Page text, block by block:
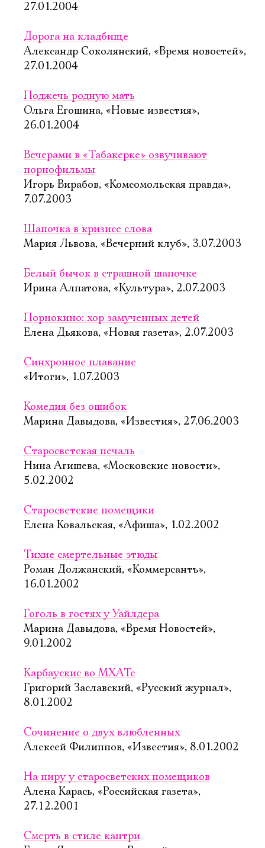
27.01.2004
Дорога на кладбище
Александр Соколянский, «Время новостей»,
27.01.2004
Поджечь родную мать
Ольга Егошина, «Новые известия»,
26.01.2004
Вечерами в «Табакерке» озвучивают
порнофильмы
Игорь Вирабов, «Комсомольская правда»,
7.07.2003
Шапочка в кризисе слова
Мария Львова, «Вечерний клуб», 3.07.2003
Белый бычок в страшной шапочке
Ирина Алпатова, «Культура», 2.07.2003
Порнокино: хор замученных детей
Елена Дьякова, «Новая газета», 2.07.2003
Синхронное плавание
«Итоги», 1.07.2003
Комедия без ошибок
Марина Давыдова, «Известия», 27.06.2003
Старосветская печаль
Нина Агишева, «Московские новости»,
5.02.2002
Старосветские помещики
Елена Ковальская, «Афиша», 1.02.2002
Тихие смертельные этюды
Роман Должанский, «Коммерсантъ»,
16.01.2002
Гоголь в гостях у Уайлдера
Марина Давыдова, «Время Новостей»,
9.01.2002
Карбаускис во МХАТе
Григорий Заславский, «Русский журнал»,
8.01.2002
Сочинение о двух влюбленных
Алексей Филиппов, «Известия», 8.01.2002
На пиру у старосветских помещиков
Алена Карась, «Российская газета»,
27.12.2001
Смерть в стиле кантри